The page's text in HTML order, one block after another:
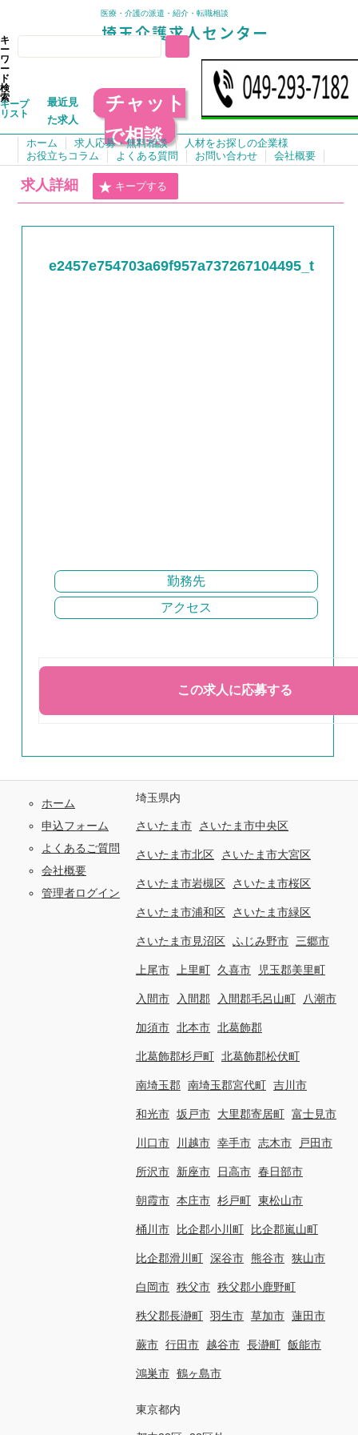
医療・介護の派遣・紹介・転職相談
キ
ー
ワ
ー
ド
検
索
キープ
リスト
最近見
た求人
チャット
で相談
ホーム 求人応募・無料相談
人材をお探しの企業様
お役立ちコラム
よくある質問 お問い合わせ 会社概要
求人詳細 キープする
e2457e754703a69f957a737267104495_t
勤務先
アクセス
ホーム
申込フォーム
よくあるご質問
会社概要
管理者ログイン
埼玉県内
さいたま市 さいたま市中央区
さいたま市北区 さいたま市大宮区
さいたま市岩槻区 さいたま市桜区
さいたま市浦和区 さいたま市緑区
さいたま市見沼区 ふじみ野市 三郷市
上尾市 上里町 久喜市 児玉郡美里町
入間市 入間郡 入間郡毛呂山町 八潮市
加須市 北本市 北葛飾郡
北葛飾郡杉戸町 北葛飾郡松伏町
南埼玉郡 南埼玉郡宮代町 吉川市
和光市 坂戸市 大里郡寄居町 富士見市
川口市 川越市 幸手市 志木市 戸田市
所沢市 新座市 日高市 春日部市
朝霞市 本庄市 杉戸町 東松山市
桶川市 比企郡小川町 比企郡嵐山町
比企郡滑川町 深谷市 熊谷市 狭山市
白岡市 秩父市 秩父郡小鹿野町
秩父郡長瀞町 羽生市 草加市 蓮田市
蕨市 行田市 越谷市 長瀞町 飯能市
鴻巣市 鶴ヶ島市
東京都内